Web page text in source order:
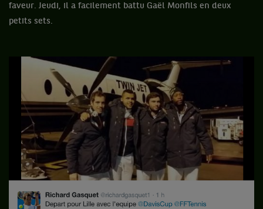
faveur. Jeudi, il a facilement battu Gaël Monfils en deux
petits sets.